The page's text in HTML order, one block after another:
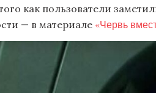
как пользователи
— в материале «Червь